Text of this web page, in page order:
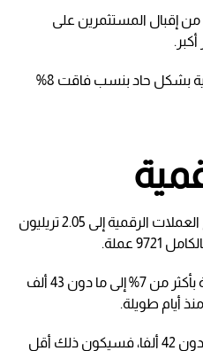
من إقبال المستثمرين على
الرقمية بشكل حاد بنسب فاقت 8%
وانهارت القيمة السوقية لجميع العملات الرقمية إلى 2.05 تريليون
عملة.
وتراجعت عملة بتكوين المشفرة بأكثر من 7% إلى ما دون 43 ألف
أيام طويلة.
وفي حال هبطت بتكوين إلى ما دون 42 ألفا، فسيكون ذلك أقل